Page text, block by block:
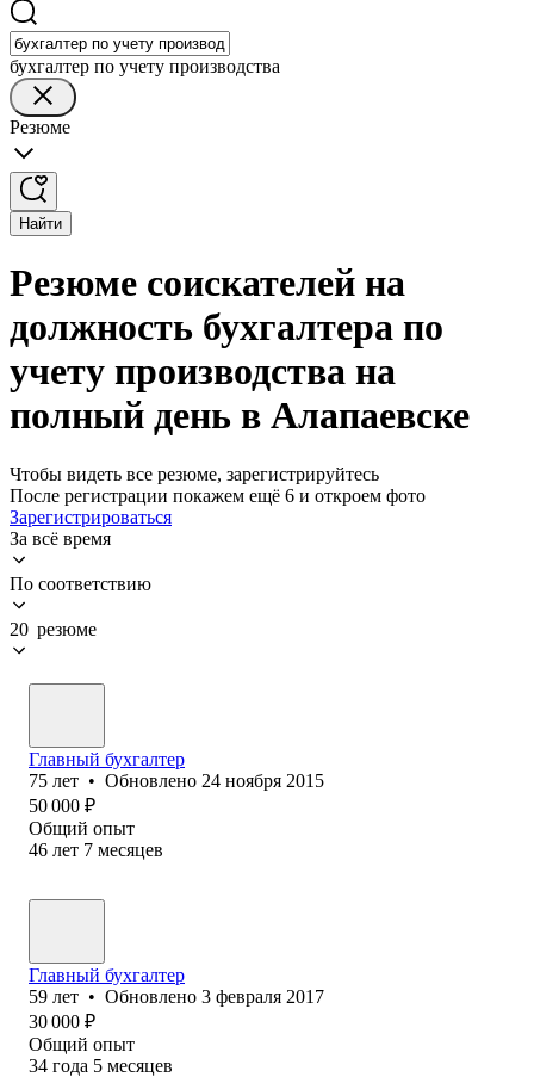
бухгалтер по учету производства
Резюме
Найти
Резюме соискателей на
должность бухгалтера по
учету производства на
полный день в Алапаевске
Чтобы видеть все резюме, зарегистрируйтесь
После регистрации покажем ещё 6 и откроем фото
Зарегистрироваться
За всё время
По соответствию
20 резюме
Главный бухгалтер
75 лет • Обновлено 24 ноября 2015
50 000 ₽
Общий опыт
46 лет 7 месяцев
Главный бухгалтер
59 лет • Обновлено 3 февраля 2017
30 000 ₽
Общий опыт
34 года 5 месяцев